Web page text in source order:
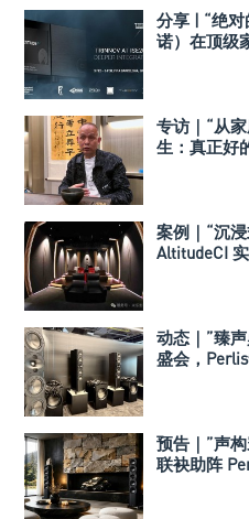
分享 | “绝对
诺）在顶级
专访｜“从
生：真正好
案例｜“沉
AltitudeCI
动态｜”臻
盛会，
预告｜”声
联袂助阵